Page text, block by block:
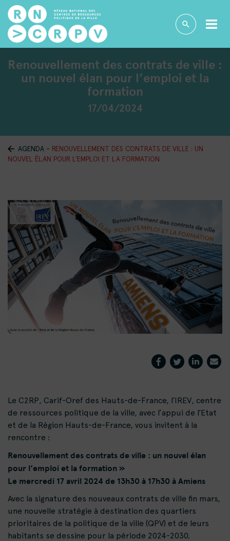
Renouvellement des contrats de ville :
un nouvel élan pour l’emploi et la
formation
17/04/2024
AGENDA - RENOUVELLEMENT DES CONTRATS DE VILLE : UN
NOUVEL ÉLAN POUR L’EMPLOI ET LA FORMATION
Le C2RP, Carif-Oref des Hauts-de-France, l’IREV, centre
de ressources politique de la ville, avec l’appui de l’Etat
et de la Région Hauts-de-France, vous invitent à la
rencontre :
Renouvellement des contrats de ville : un nouvel élan
pour l’emploi et la formation »
Le mercredi 17 avril 2024 de 13h30 à 17h30 à Amiens
Avec la signature des nouveaux contrats de ville fin mars,
une nouvelle stratégie à destination des quartiers
prioritaires de la politique de la ville (QPV) et de leurs
habitants se dessine pour la période 2024-2030.